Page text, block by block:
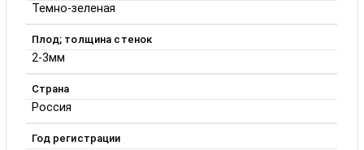
Темно-зеленая
Плод; толщина стенок
2-3мм
Страна
Россия
Год регистрации